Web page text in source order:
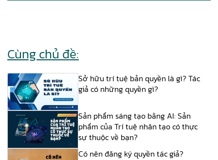
Cùng chủ đề:
Sở hữu trí tuệ bản quyền là gì? Tác
giả có những quyền gì?
Sản phẩm sáng tạo bằng AI: Sản
phẩm của Trí tuệ nhân tạo có thực
sự thuộc về bạn?
Có nên đăng ký quyền tác giả?